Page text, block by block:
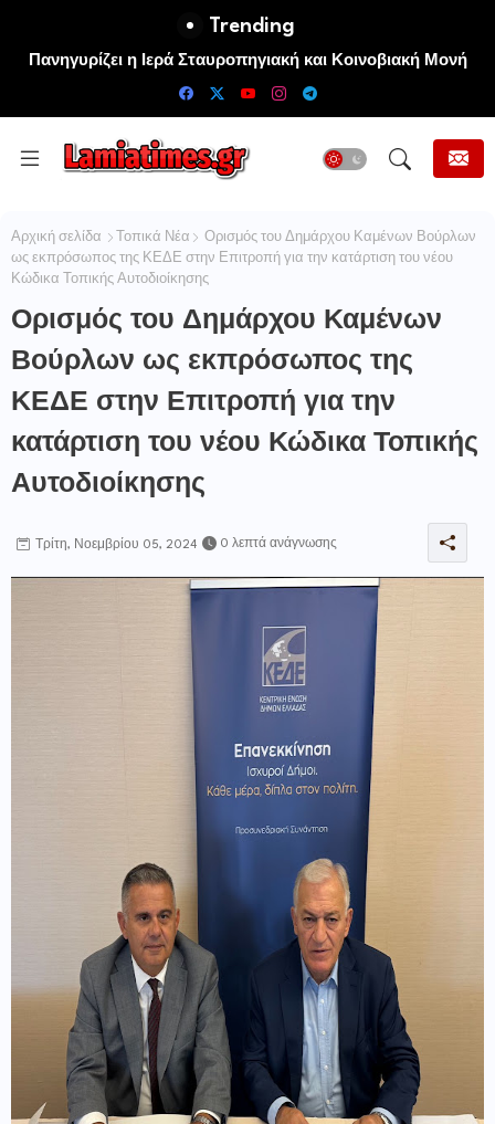
Trending
Πανηγυρίζει η Ιερά Σταυροπηγιακή και Κοινοβιακή Μονή
Μεταμορφώσεως του Σωτήρος Καμενων Βουρλων (Μονή
Αρχική σελίδα Τοπικά Νέα
Ορισμός του Δημάρχου Καμένων Βούρλων
ως εκπρόσωπος της ΚΕΔΕ στην Επιτροπή για την κατάρτιση του νέου
Κώδικα Τοπικής Αυτοδιοίκησης
Ορισμός του Δημάρχου Καμένων
Βούρλων ως εκπρόσωπος της
ΚΕΔΕ στην Επιτροπή για την
κατάρτιση του νέου Κώδικα Τοπικής
Αυτοδιοίκησης
Τρίτη, Νοεμβρίου 05, 2024 0 λεπτά ανάγνωσης